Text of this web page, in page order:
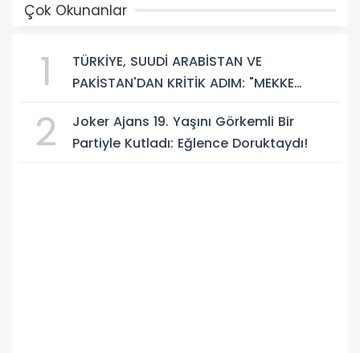
Çok Okunanlar
1
TÜRKİYE, SUUDİ ARABİSTAN VE
PAKİSTAN'DAN KRİTİK ADIM: "MEKKE
2
Joker Ajans 19. Yaşını Görkemli Bir
Partiyle Kutladı: Eğlence Doruktaydı!